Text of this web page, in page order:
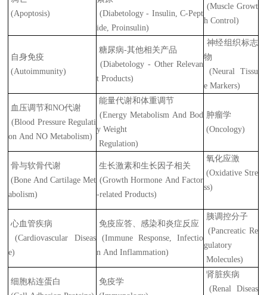
(Apoptosis)
(Diabetology - Insulin, C-Pept
ide, Proinsulin)
(Muscle Growt
h Control)
自身免疫
(Autoimmunity)
糖尿病-其他相关产品
(Diabetology - Other Relevan
t Products)
神经组织标志
物
(Neural Tissu
e Markers)
血压调节和NO代谢
(Blood Pressure Regulati
on And NO Metabolism)
能量代谢和体重调节
(Energy Metabolism And Bod
y Weight
Regulation)
肿瘤学
(Oncology)
骨与软骨代谢
(Bone And Cartilage Met
abolism)
生长激素和生长因子相关
(Growth Hormone And Factor
-related Products)
氧化应激
(Oxidative Stre
ss)
心血管疾病
(Cardiovascular Diseas
e)
免疫应答、感染和炎症反应
(Immune Response, Infectio
n And Inflammation)
胰调控分子
(Pancreatic Re
gulatory
Molecules)
细胞粘连蛋白
免疫学
肾脏疾病
(Renal Diseas